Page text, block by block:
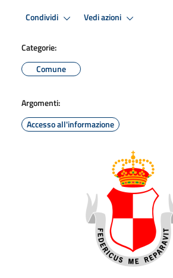
Condividi Vedi azioni
Categorie:
Comune
Argomenti:
Accesso all'informazione